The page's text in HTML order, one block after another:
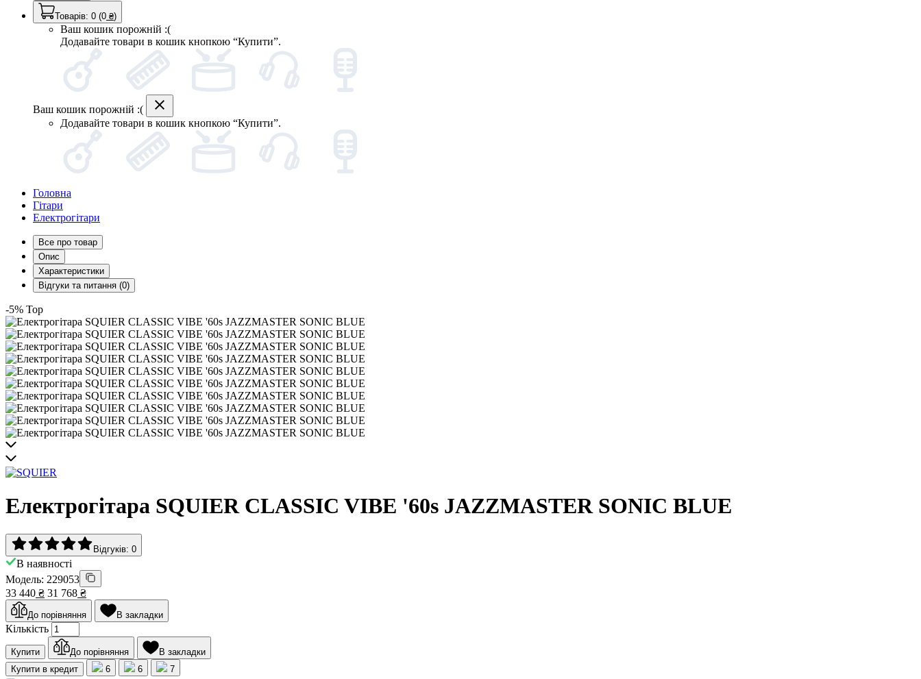
Товарів: 0 (0 ₴)
Ваш кошик порожній :(
Додавайте товари в кошик кнопкою “Купити”.
Ваш кошик порожній :(
Додавайте товари в кошик кнопкою “Купити”.
Головна
Гітари
Електрогітари
Все про товар
Опис
Характеристики
Відгуки та питання (0)
-5% Top
Електрогітара SQUIER CLASSIC VIBE '60s JAZZMASTER SONIC BLUE
Відгуків: 0
В наявності
Модель: 229053
33 440 ₴ 31 768 ₴
До порівняння В закладки
Кількість
Купити До порівняння
В закладки
Купити в кредит
6 6 7